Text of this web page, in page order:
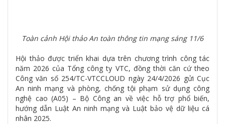
Toàn cảnh Hội thảo An toàn thông tin mạng sáng 11/6
Hội thảo được triển khai dựa trên chương trình công tác
năm 2026 của Tổng công ty VTC, đồng thời căn cứ theo
Công văn số 254/TC-VTCCLOUD ngày 24/4/2026 gửi Cục
An ninh mạng và phòng, chống tội phạm sử dụng công
nghệ cao (A05) – Bộ Công an về việc hỗ trợ phổ biến,
hướng dẫn Luật An ninh mạng và Luật bảo vệ dữ liệu cá
nhân 2025.